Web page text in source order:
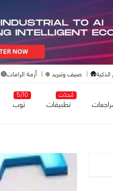
صيف وتبريد ❄️ أزمة الرامات🔴
مُحدّث
تطبيقات
5/10
توب